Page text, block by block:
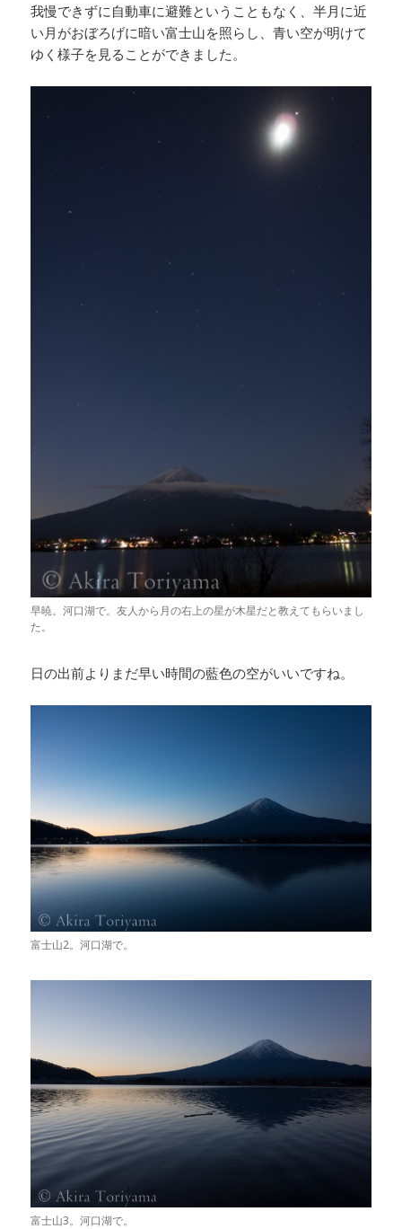
我慢できずに自動車に避難ということもなく、半月に近
い月がおぼろげに暗い富士山を照らし、青い空が明けて
ゆく様子を見ることができました。
早暁。河口湖で。友人から月の右上の星が木星だと教えてもらいまし
た。
日の出前よりまだ早い時間の藍色の空がいいですね。
富士山2。河口湖で。
富士山3。河口湖で。